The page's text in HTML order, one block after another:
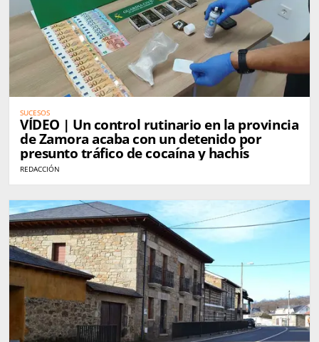
SUCESOS
VÍDEO | Un control rutinario en la provincia
de Zamora acaba con un detenido por
presunto tráfico de cocaína y hachís
REDACCIÓN